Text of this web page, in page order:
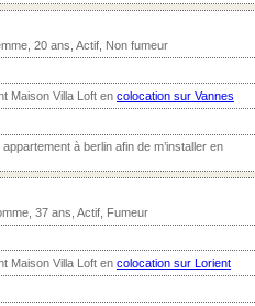
20 ans, Actif, Non fumeur
Maison Villa Loft en colocation sur Vannes
à berlin afin de m’installer en
37 ans, Actif, Fumeur
Maison Villa Loft en colocation sur Lorient